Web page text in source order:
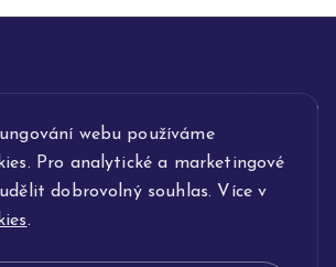
webu používáme
Pro analytické a marketingové
dobrovolný souhlas. Více v
.